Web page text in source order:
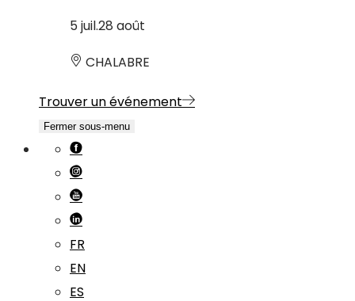
5 juil.28 août
CHALABRE
Trouver un événement
Fermer sous-menu
FR
EN
ES